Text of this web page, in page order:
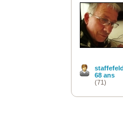
68 ans
(71)